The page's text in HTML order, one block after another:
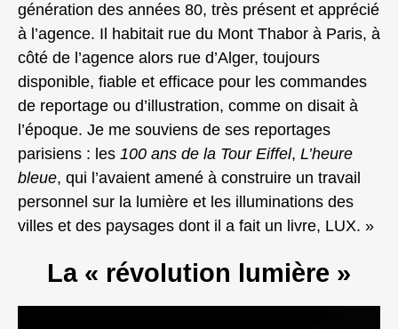
génération des années 80, très présent et apprécié
à l’agence. Il habitait rue du Mont Thabor à Paris, à
côté de l’agence alors rue d’Alger, toujours
disponible, fiable et efficace pour les commandes
de reportage ou d’illustration, comme on disait à
l’époque. Je me souviens de ses reportages
parisiens : les 100 ans de la Tour Eiffel, L’heure
bleue, qui l’avaient amené à construire un travail
personnel sur la lumière et les illuminations des
villes et des paysages dont il a fait un livre, LUX. »
La « révolution lumière »